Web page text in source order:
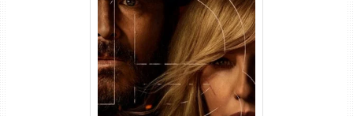
Rancho Dutton 1ª
Temporada Torrent (2026)
WEB-DL 1080p Dual Áudio